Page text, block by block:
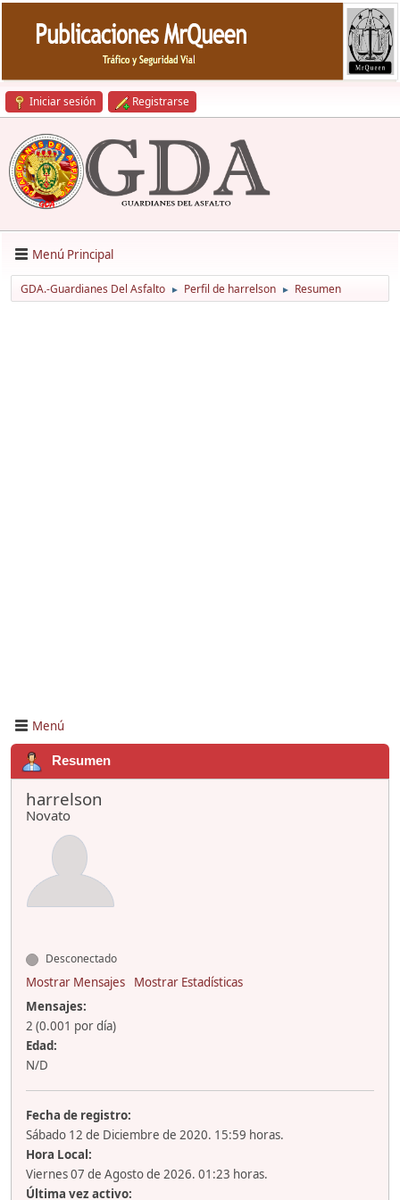
Iniciar sesión Registrarse
Menú Principal
GDA.-Guardianes Del Asfalto ► Perfil de harrelson ► Resumen
Menú
Resumen
harrelson
Novato
Desconectado
Mostrar Mensajes
Mostrar Estadísticas
Mensajes:
2 (0.001 por día)
Edad:
N/D
Fecha de registro:
Sábado 12 de Diciembre de 2020. 15:59 horas.
Hora Local:
Viernes 07 de Agosto de 2026. 01:23 horas.
Última vez activo: